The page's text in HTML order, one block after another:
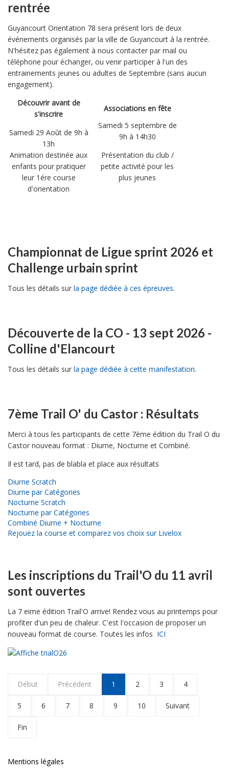
rentrée
Guyancourt Orientation 78 sera présent lors de deux
événements organisés par la ville de Guyancourt à la rentrée.
N'hésitez pas également à nous contacter par mail ou
téléphone pour échanger, ou venir participer à l'un des
entrainements jeunes ou adultes de Septembre (sans aucun
engagement).
Découvrir avant de
s'inscrire
Associations en fête
Samedi 29 Août de 9h à
13h
Animation destinée aux
enfants pour pratiquer
leur 1ére course
d'orientation
Samedi 5 septembre de
9h à 14h30
Présentation du club /
petite activité pour les
plus jeunes
Championnat de Ligue sprint 2026 et
Challenge urbain sprint
Tous les détails sur la page dédiée à ces épreuves.
Découverte de la CO - 13 sept 2026 -
Colline d'Elancourt
Tous les détails sur la page dédiée à cette manifestation.
7ème Trail O' du Castor : Résultats
Merci à tous les participants de cette 7ème édition du Trail O du
Castor nouveau format : Diurne, Nocturne et Combiné.
Il est tard, pas de blabla et place aux résultats
Diurne Scratch
Diurne par Catégories
Nocturne Scratch
Nocturne par Catégories
Combiné Diurne + Nocturne
Rejouez la course et comparez vos choix sur Livelox
Les inscriptions du Trail'O du 11 avril
sont ouvertes
La 7 eime édition Trail'O arrive! Rendez vous au printemps pour
profiter d'un peu de chaleur. C'est l'occasion de proposer un
nouveau format de course. Toutes les infos ICI
Début Précédent 1 2 3 4
5 6 7 8 9 10 Suivant
Fin
Mentions légales